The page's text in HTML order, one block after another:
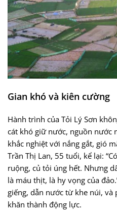
Gian khó và kiên cường
Hành trình của Tỏi Lý Sơn
cát khó giữ nước, nguồn nước
khắc nghiệt với nắng gắt, gió
Trần Thị Lan, 55 tuổi, kể lại:
ruộng, củ tỏi úng hết. Nhưng
là máu thịt, là hy vọng của
giếng, dẫn nước từ khe núi,
khăn thành động lực.